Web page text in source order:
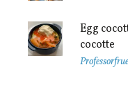
Egg
cocotte
Professorfrue